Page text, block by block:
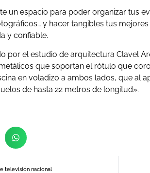
un espacio para poder organizar tus
y hacer tangibles tus
y confiable.
por el estudio de arquitectura Clavel
que soportan el rótulo que
en voladizo a ambos lados, que al
de hasta 22 metros de longitud».
televisión nacional